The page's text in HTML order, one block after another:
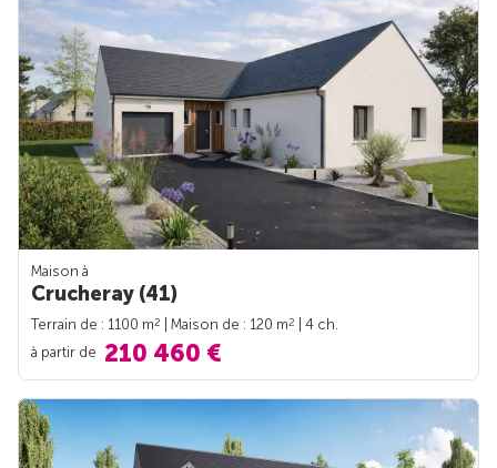
Maison à
Crucheray (41)
Terrain de : 1100 m2 | Maison de : 120 m2
| 4 ch.
à partir de 210 460 €